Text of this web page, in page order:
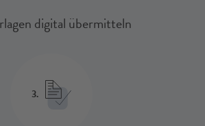
digital übermitteln
3.